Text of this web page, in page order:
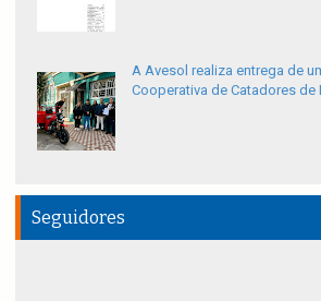
A Avesol realiza entrega de
Cooperativa de Catadores de
Seguidores